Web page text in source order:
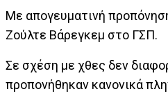
Με απογευματινή
Ζούλτε Βάρεγκεμ στο ΓΣΠ.
Σε σχέση με χθες δεν
προπονήθηκαν κανονικά